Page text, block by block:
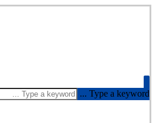
Type a keyword ...